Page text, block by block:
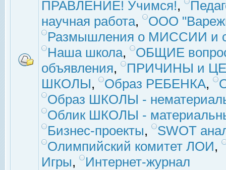
ПРАВЛЕНИЕ! Учимся!,
научная работа,
ООО
Размышления о МИССИИ и
Наша школа,
ОБЩИЕ
объявления,
ПРИЧИНЫ и
ШКОЛЫ, Образ РЕБЕНКА,
Образ ШКОЛЫ -
Облик ШКОЛЫ -
Бизнес-проекты,
SWOT
Олимпийский комитет ЛОИ,
Игры, Интернет-журнал